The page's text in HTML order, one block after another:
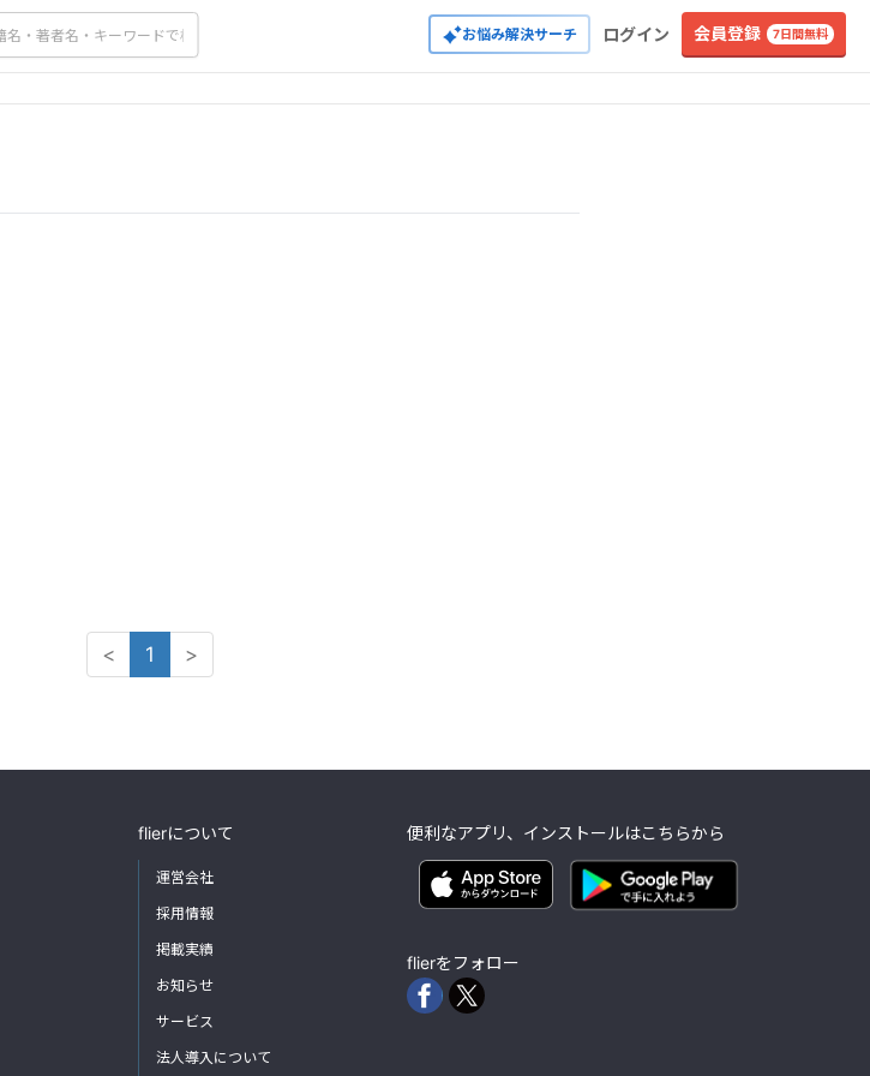
お悩み解決サーチ ログイン 会員登録 7日間無料
< 1 >
flierについて
運営会社
採用情報
掲載実績
お知らせ
サービス
法人導入について
便利なアプリ、インストールはこちらから
flierをフォロー